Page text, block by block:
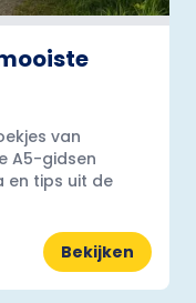
van
A5-gidsen
en tips uit de
Bekijken